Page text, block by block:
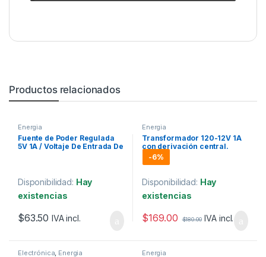
Productos relacionados
Energia
Fuente de Poder Regulada
5V 1A / Voltaje De Entrada De
Disponibilidad: Hay
existencias
$63.50 IVA incl.
Energia
Transformador 120-12V 1A
con derivación central.
-6%
Disponibilidad: Hay
existencias
$169.00 $180.00 IVA incl.
Electrónica, Energia Energia